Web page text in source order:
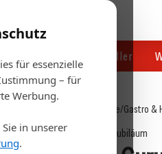
für essenzielle
– für
Werbung.
in unserer
.
Handel & Hersteller
Startseite/Gastro &
Jubiläum